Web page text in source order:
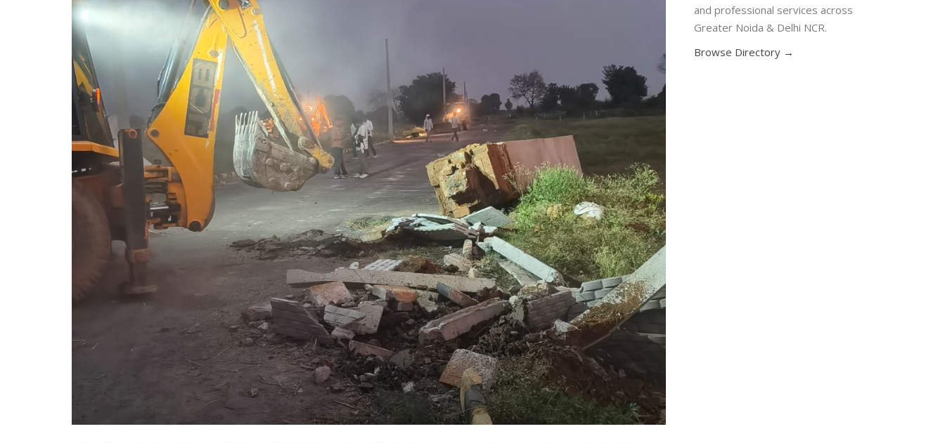
and professional services across
Greater Noida & Delhi NCR.
Browse Directory →